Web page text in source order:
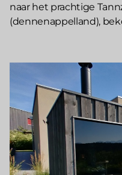
naar het prachtige
(dennenappelland),